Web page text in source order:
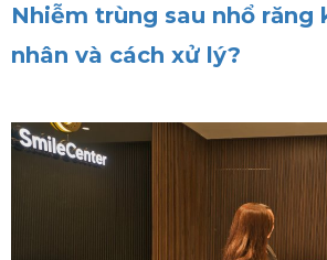
Nhiễm trùng sau nhổ răng
nhân và cách xử lý?